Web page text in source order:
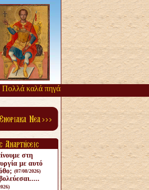
καλά πηγάζουν, από την αργοπορία
στη
με αυτό
(07/08/2026)